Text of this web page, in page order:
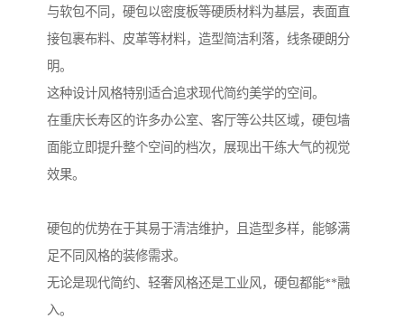
与软包不同，硬包以密度板等硬质材料为基层，表面直
接包裹布料、皮革等材料，造型简洁利落，线条硬朗分
明。
这种设计风格特别适合追求现代简约美学的空间。
在重庆长寿区的许多办公室、客厅等公共区域，硬包墙
面能立即提升整个空间的档次，展现出干练大气的视觉
效果。
硬包的优势在于其易于清洁维护，且造型多样，能够满
足不同风格的装修需求。
无论是现代简约、轻奢风格还是工业风，硬包都能**融
入。